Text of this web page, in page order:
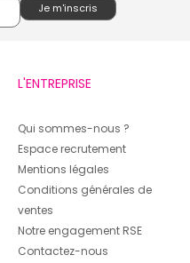
L'ENTREPRISE
Qui sommes-nous ?
Espace recrutement
Mentions légales
Conditions générales de
ventes
Notre engagement RSE
Contactez-nous